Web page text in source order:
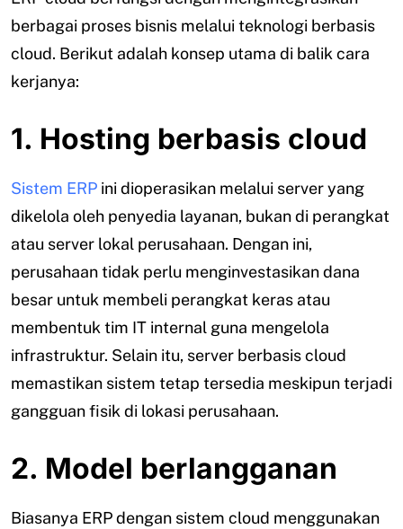
berbagai proses bisnis melalui teknologi berbasis
cloud. Berikut adalah konsep utama di balik cara
kerjanya:
1. Hosting berbasis cloud
Sistem ERP ini dioperasikan melalui server yang
dikelola oleh penyedia layanan, bukan di perangkat
atau server lokal perusahaan. Dengan ini,
perusahaan tidak perlu menginvestasikan dana
besar untuk membeli perangkat keras atau
membentuk tim IT internal guna mengelola
infrastruktur. Selain itu, server berbasis cloud
memastikan sistem tetap tersedia meskipun terjadi
gangguan fisik di lokasi perusahaan.
2. Model berlangganan
Biasanya ERP dengan sistem cloud menggunakan